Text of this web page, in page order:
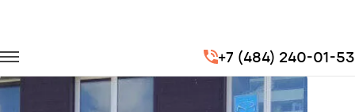
+7 (484) 240-01-53
Перевозка сотрудников
Перевозка сотрудников для компании Русский Свет